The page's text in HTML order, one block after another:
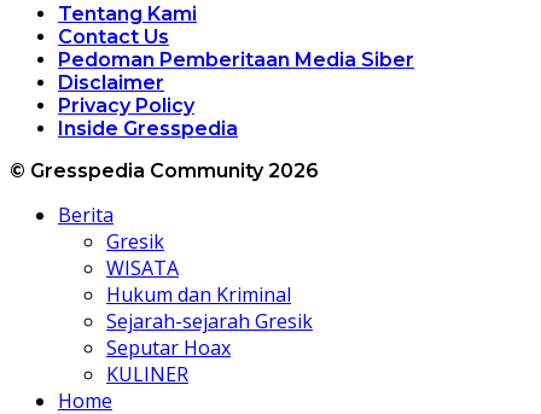
Tentang Kami
Contact Us
Pedoman Pemberitaan Media Siber
Disclaimer
Privacy Policy
Inside Gresspedia
© Gresspedia Community 2026
Berita
Gresik
WISATA
Hukum dan Kriminal
Sejarah-sejarah Gresik
Seputar Hoax
KULINER
Home